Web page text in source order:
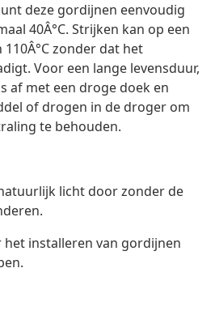
deze gordijnen eenvoudig
40Â°C. Strijken kan op een
zonder dat het
Voor een lange levensduur,
af met een droge doek en
of drogen in de droger om
te behouden.
licht door zonder de
het installeren van gordijnen